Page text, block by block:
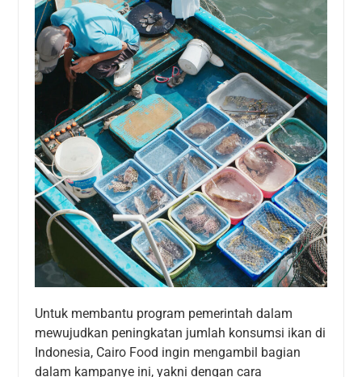
Untuk membantu program pemerintah dalam
mewujudkan peningkatan jumlah konsumsi ikan di
Indonesia, Cairo Food ingin mengambil bagian
dalam kampanye ini, yakni dengan cara